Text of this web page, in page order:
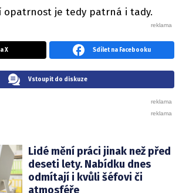
opatrnost je tedy patrná i tady.
X Sdílet na Facebooku
Vstoupit do diskuze
Lidé mění práci jinak než před
deseti lety. Nabídku dnes
odmítají i kvůli šéfovi či
atmosféře